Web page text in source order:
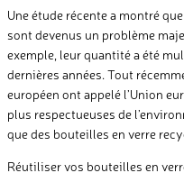
Une étude récente a montré
sont devenus un problème
exemple, leur quantité a été
dernières années. Tout
européen ont appelé l’Union
plus respectueuses de
que des bouteilles en verre
Réutiliser vos bouteilles en